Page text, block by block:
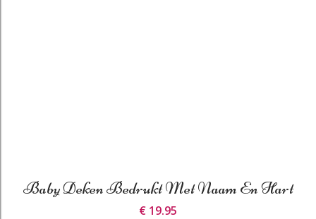
Baby Deken Bedrukt Met Naam En Hart
€ 19.95